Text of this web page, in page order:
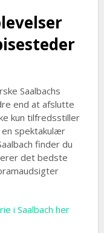
Saalbachs
end at afslutte
kun tilfredsstiller
en spektakulær
finder du
det bedste
i Saalbach her